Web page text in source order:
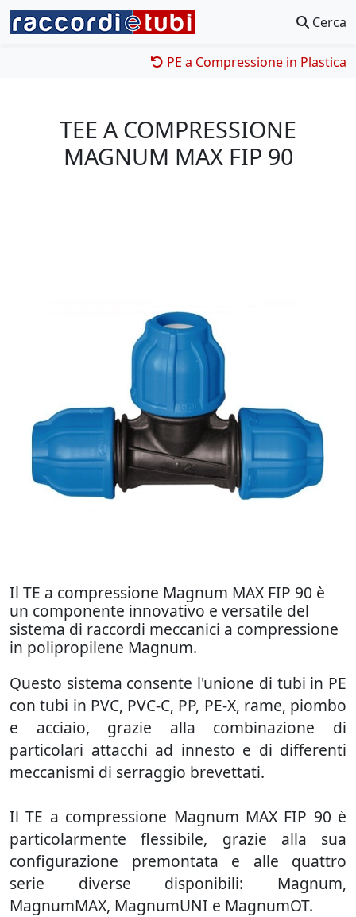
Cerca
PE a Compressione in Plastica
TEE A COMPRESSIONE
MAGNUM MAX FIP 90
Il TE a compressione Magnum MAX FIP 90 è
un componente innovativo e versatile del
sistema di raccordi meccanici a compressione
in polipropilene Magnum.
Questo sistema consente l'unione di tubi in PE
con tubi in PVC, PVC-C, PP, PE-X, rame, piombo
e acciaio, grazie alla combinazione di
particolari attacchi ad innesto e di differenti
meccanismi di serraggio brevettati.
Il TE a compressione Magnum MAX FIP 90 è
particolarmente flessibile, grazie alla sua
configurazione premontata e alle quattro
serie diverse disponibili: Magnum,
MagnumMAX, MagnumUNI e MagnumOT.